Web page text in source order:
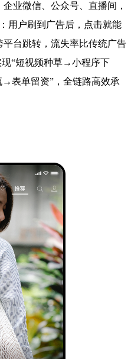
业微信、公众号、直播间，
用户刷到广告后，点击就能
台跳转，流失率比传统广告
现“短视频种草→小程序下
→表单留资”，全链路高效承